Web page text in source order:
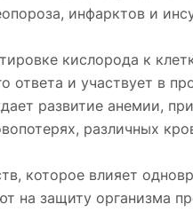
инфарктов и
кислорода к
ответа и участвует в
развитие анемии,
различных
которое влияет
на защиту организма